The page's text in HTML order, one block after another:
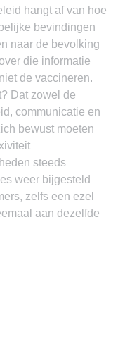
hangt af van hoe
bevindingen
naar de bevolking
die informatie
de vaccineren.
Dat zowel de
communicatie en
bewust moeten
steeds
weer bijgesteld
zelfs een ezel
aan dezelfde